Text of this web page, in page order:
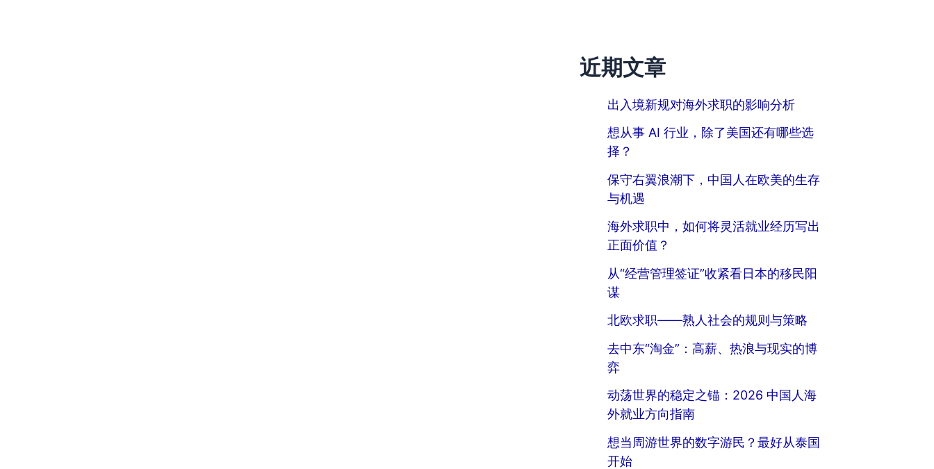
近期文章
出入境新规对海外求职的影响分析
想从事 AI 行业，除了美国还有哪些选
择？
保守右翼浪潮下，中国人在欧美的生存
与机遇
海外求职中，如何将灵活就业经历写出
正面价值？
从“经营管理签证”收紧看日本的移民阳
谋
北欧求职——熟人社会的规则与策略
去中东“淘金”：高薪、热浪与现实的博
弈
动荡世界的稳定之锚：2026 中国人海
外就业方向指南
想当周游世界的数字游民？最好从泰国
开始